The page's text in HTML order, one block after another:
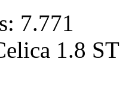
7.771
1.8 ST